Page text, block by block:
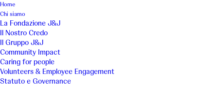
Home
Chi siamo
La Fondazione J&J
Il Nostro Credo
Il Gruppo J&J
Community Impact
Caring for people
Volunteers & Employee Engagement
Statuto e Governance
Home